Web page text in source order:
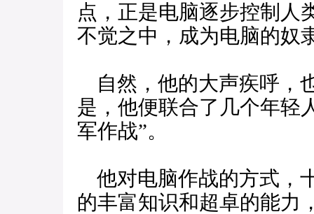
点，正是电脑逐步控制人
不觉之中，成为电脑的奴
自然，他的大声疾呼，
是，他便联合了几个年轻
军作战”。
他对电脑作战的方式，
的丰富知识和超卓的能力